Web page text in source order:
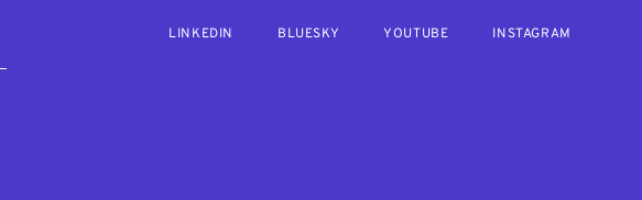
LINKEDIN BLUESKY YOUTUBE INSTAGRAM